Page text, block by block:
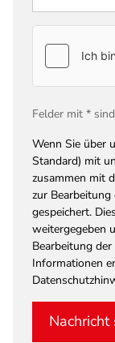
Felder mit *
Wenn Sie über
Standard) mit
zusammen mit
zur
gespeichert.
weitergegeben
Bearbeitung
Informationen
Nachricht